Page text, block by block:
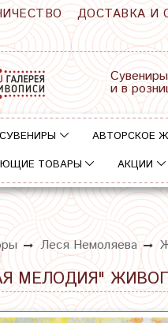
ДОСТАВКА И
и в
АВТОРСКОЕ
ТОВАРЫ
АКЦИИ
Леся Немоляева
МЕЛОДИЯ"